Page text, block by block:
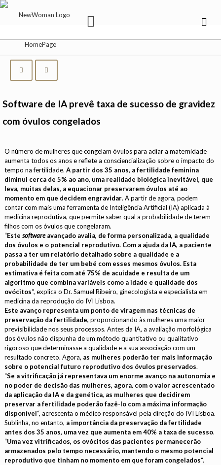
Software de IA prevê taxa de sucesso de gravidez
com óvulos congelados
O número de mulheres que congelam óvulos para adiar a maternidade
aumenta todos os anos e reflete a consciencialização sobre o impacto do
tempo na fertilidade.A partir dos 35 anos, a fertilidade feminina
diminui cerca de 5% ao ano, uma realidade biológica inevitável, que
leva, muitas delas, a equacionar preservarem óvulos até ao
momento em que decidem engravidar. A partir de agora, podem
contar com mais uma ferramenta de Inteligência Artificial (IA) aplicada à
medicina reprodutiva, que permite saber qual a probabilidade de terem
filhos com os óvulos que congelaram.
“Estesoftwareavançado avalia, de forma personalizada, a qualidade
dos óvulos e o potencial reprodutivo. Com a ajuda da IA, a paciente
passa a ter um relatório detalhado sobre a qualidade e a
probabilidade de ter um bebé com esses mesmos óvulos. Esta
estimativa é feita com até 75% de acuidade e resulta de um
algoritmo que combina variáveis como a idade e qualidade dos
ovócitos“, explica o Dr. Samuel Ribeiro, ginecologista e especialista em
medicina da reprodução do IVI Lisboa.
Este avanço representa um ponto de viragem nas técnicas de
preservação da fertilidade,proporcionando às mulheres uma maior
previsibilidade nos seus processos. Antes da IA, a avaliação morfológica
dos óvulos não dispunha de um método quantitativo ou qualitativo
rigoroso que determinasse a qualidade e a sua associação com um
resultado concreto. Agora, as mulheres poderão ter mais informação
sobre o potencial futuro reprodutivo dos óvulos preservados.
“Se a vitrificação já representava um enorme avanço na autonomia e
no poder de decisão das mulheres, agora, com o valor acrescentado
da aplicação da IA e da genética, as mulheres que decidirem
preservar a fertilidade poderão fazê-lo com a máxima informação
disponível“, acrescenta o médico responsável pela direção do IVI Lisboa.
Sublinha, no entanto, a importância da preservação da fertilidade
antes dos 35 anos, uma vez que aumenta em 40% a taxa de sucesso.
“Uma vez vitrificados, os ovócitos das pacientes permanecerão
armazenados pelo tempo necessário, mantendo o mesmo potencial
reprodutivo que tinham no momento em que foram congelados“.